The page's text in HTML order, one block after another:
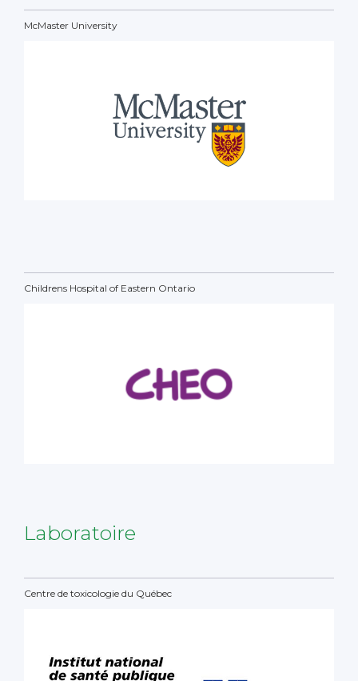
McMaster University
Childrens Hospital of Eastern Ontario
Laboratoire
Centre de toxicologie du Québec